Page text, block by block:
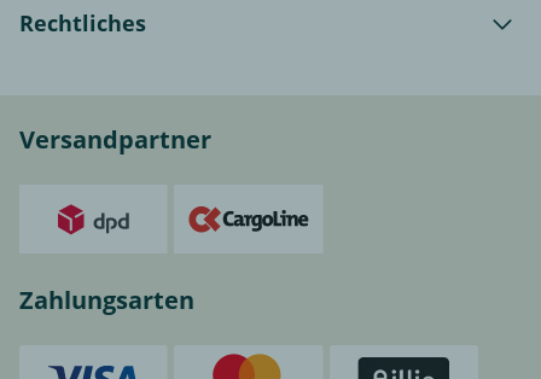
Rechtliches
Versandpartner
Zahlungsarten